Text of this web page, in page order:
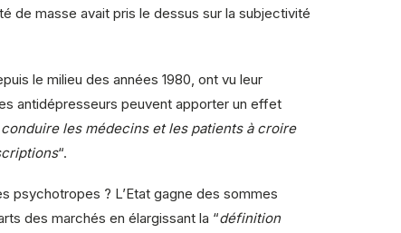
de masse avait pris le dessus sur la subjectivité
le milieu des années 1980, ont vu leur
antidépresseurs peuvent apporter un effet
les médecins et les patients à croire
“.
psychotropes ? L’Etat gagne des sommes
des marchés en élargissant la “définition